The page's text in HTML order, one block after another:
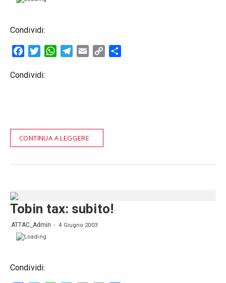
Condividi:
FacebookTwitterWhatsAppTelegram
Email
Copy
Condividi:
CONTINUA A LEGGERE
Tobin tax: subito!
ATTAC_Admin 4 Giugno 2003
Condividi: